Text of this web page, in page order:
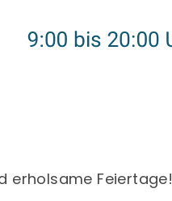
erholsame Feiertage!